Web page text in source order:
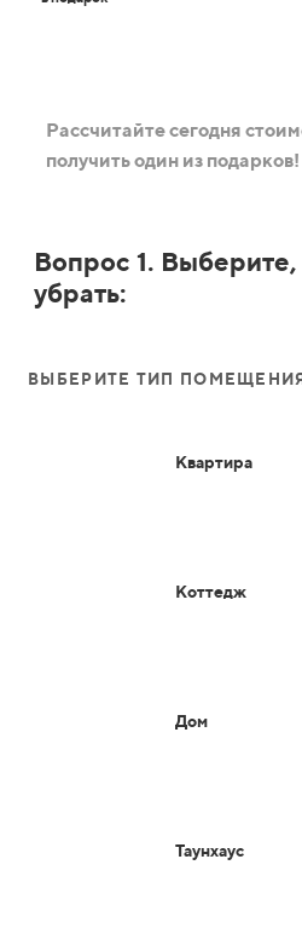
Рассчитайте сегодня
получить один из подарков!
Вопрос 1.
убрать:
ВЫБЕРИТЕ ТИП
Квартира
Коттедж
Дом
Таунхаус